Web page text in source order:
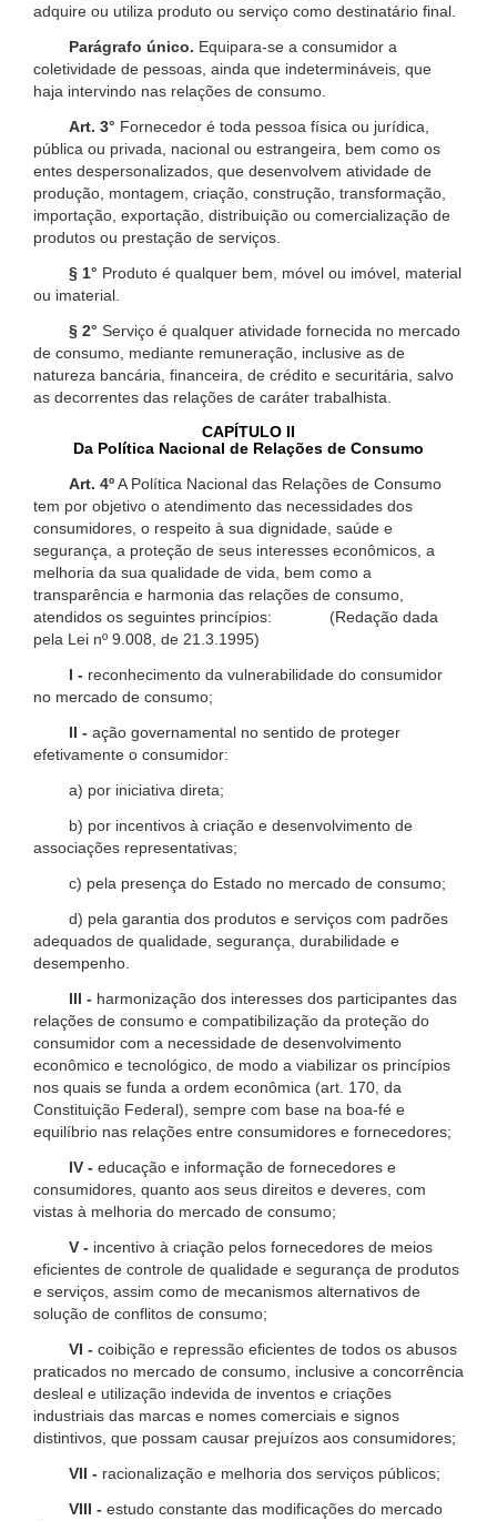
adquire ou utiliza produto ou serviço como destinatário final.
Parágrafo único. Equipara-se a consumidor a
coletividade de pessoas, ainda que indetermináveis, que
haja intervindo nas relações de consumo.
Art. 3° Fornecedor é toda pessoa física ou jurídica,
pública ou privada, nacional ou estrangeira, bem como os
entes despersonalizados, que desenvolvem atividade de
produção, montagem, criação, construção, transformação,
importação, exportação, distribuição ou comercialização de
produtos ou prestação de serviços.
§ 1° Produto é qualquer bem, móvel ou imóvel, material
ou imaterial.
§ 2° Serviço é qualquer atividade fornecida no mercado
de consumo, mediante remuneração, inclusive as de
natureza bancária, financeira, de crédito e securitária, salvo
as decorrentes das relações de caráter trabalhista.
CAPÍTULO II
Da Política Nacional de Relações de Consumo
Art. 4ºA Política Nacional das Relações de Consumo
tem por objetivo o atendimento das necessidades dos
consumidores, o respeito à sua dignidade, saúde e
segurança, a proteção de seus interesses econômicos, a
melhoria da sua qualidade de vida, bem como a
transparência e harmonia das relações de consumo,
atendidos os seguintes princípios: (Redação dada
pela Lei nº 9.008, de 21.3.1995)
I - reconhecimento da vulnerabilidade do consumidor
no mercado de consumo;
II - ação governamental no sentido de proteger
efetivamente o consumidor:
a) por iniciativa direta;
b) por incentivos à criação e desenvolvimento de
associações representativas;
c) pela presença do Estado no mercado de consumo;
d) pela garantia dos produtos e serviços com padrões
adequados de qualidade, segurança, durabilidade e
desempenho.
III - harmonização dos interesses dos participantes das
relações de consumo e compatibilização da proteção do
consumidor com a necessidade de desenvolvimento
econômico e tecnológico, de modo a viabilizar os princípios
nos quais se funda a ordem econômica (art. 170, da
Constituição Federal), sempre com base na boa-fé e
equilíbrio nas relações entre consumidores e fornecedores;
IV - educação e informação de fornecedores e
consumidores, quanto aos seus direitos e deveres, com
vistas à melhoria do mercado de consumo;
V - incentivo à criação pelos fornecedores de meios
eficientes de controle de qualidade e segurança de produtos
e serviços, assim como de mecanismos alternativos de
solução de conflitos de consumo;
VI - coibição e repressão eficientes de todos os abusos
praticados no mercado de consumo, inclusive a concorrência
desleal e utilização indevida de inventos e criações
industriais das marcas e nomes comerciais e signos
distintivos, que possam causar prejuízos aos consumidores;
VII - racionalização e melhoria dos serviços públicos;
VIII - estudo constante das modificações do mercado